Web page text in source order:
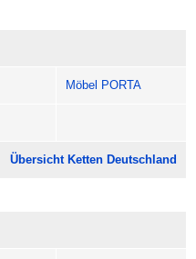
18:00 Uhr.
Möbel PORTA
Übersicht Ketten Deutschland